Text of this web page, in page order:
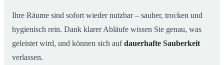
Ihre Räume sind sofort wieder nutzbar – sauber, trocken und
hygienisch rein. Dank klarer Abläufe wissen Sie genau, was
geleistet wird, und können sich aufdauerhafte Sauberkeit
verlassen.